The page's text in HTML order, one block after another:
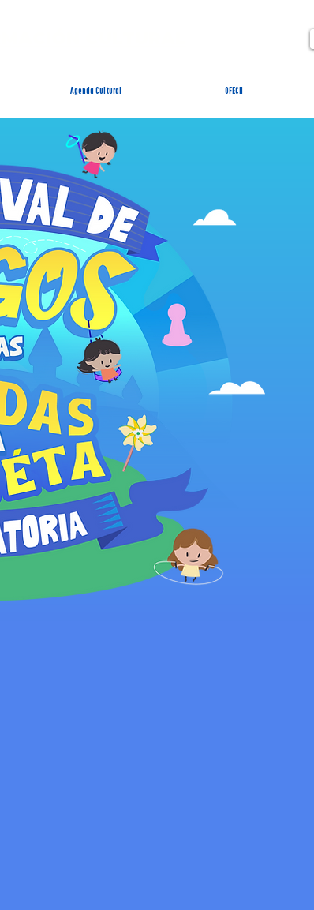
Agenda Cultural OFECH